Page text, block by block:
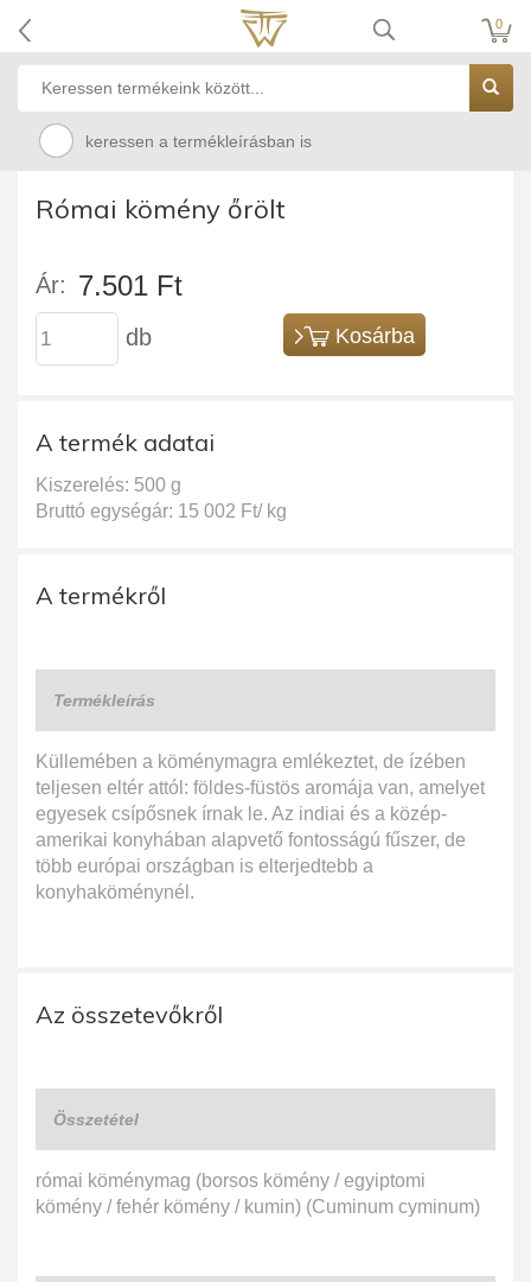
0
keressen a termékleírásban is
Római kömény őrölt
Ár: 7.501 Ft
db Kosárba
A termék adatai
Kiszerelés: 500 g
Bruttó egységár: 15 002 Ft/ kg
A termékről
Termékleírás
Küllemében a köménymagra emlékeztet, de ízében
teljesen eltér attól: földes-füstös aromája van, amelyet
egyesek csípősnek írnak le. Az indiai és a közép-
amerikai konyhában alapvető fontosságú fűszer, de
több európai országban is elterjedtebb a
konyhaköménynél.
Az összetevőkről
Összetétel
római köménymag (borsos kömény / egyiptomi
kömény / fehér kömény / kumin) (Cuminum cyminum)